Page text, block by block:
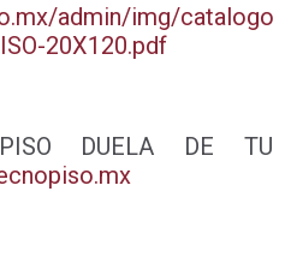
admin/img/catalogo-
20X120.pdf
DUELA DE TU